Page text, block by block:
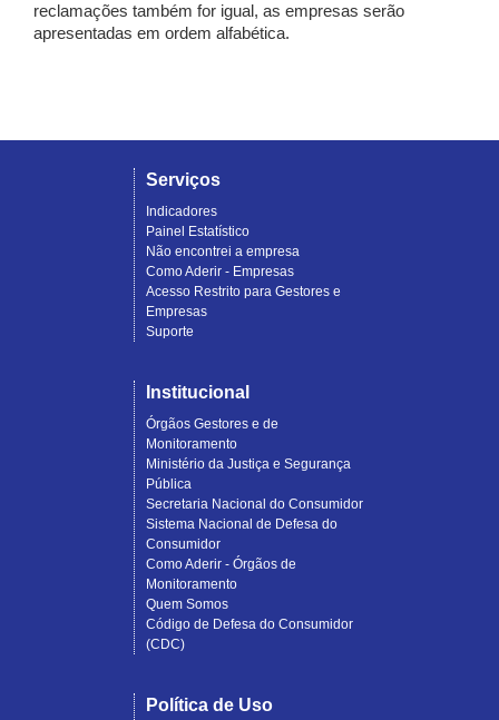
reclamações também for igual, as empresas serão
apresentadas em ordem alfabética.
Serviços
Indicadores
Painel Estatístico
Não encontrei a empresa
Como Aderir - Empresas
Acesso Restrito para Gestores e
Empresas
Suporte
Institucional
Órgãos Gestores e de
Monitoramento
Ministério da Justiça e Segurança
Pública
Secretaria Nacional do Consumidor
Sistema Nacional de Defesa do
Consumidor
Como Aderir - Órgãos de
Monitoramento
Quem Somos
Código de Defesa do Consumidor
(CDC)
Política de Uso